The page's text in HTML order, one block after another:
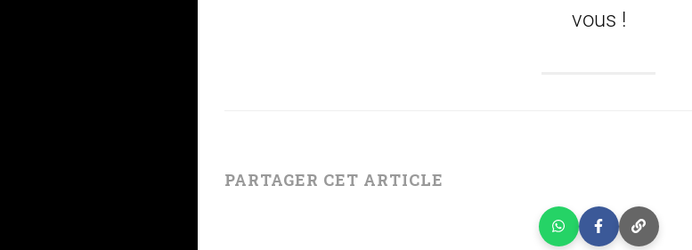
vous !
PARTAGER CET ARTICLE